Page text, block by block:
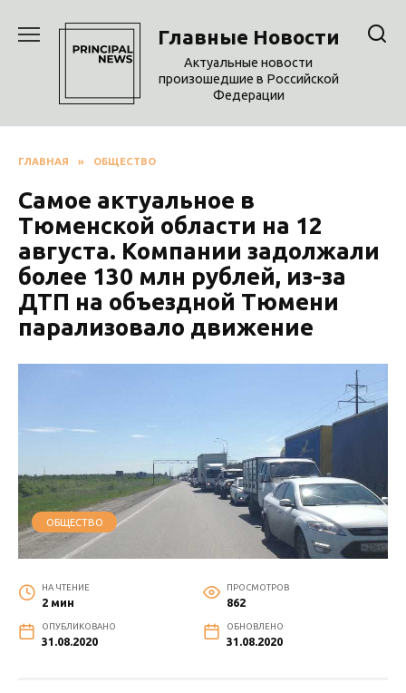
содержанию
Главные Новости
Актуальные новости
произошедшие в Российской
Федерации
ГЛАВНАЯ » ОБЩЕСТВО
Самое актуальное в
Тюменской области на 12
августа. Компании задолжали
более 130 млн рублей, из-за
ДТП на объездной Тюмени
парализовало движение
ОБЩЕСТВО
НА ЧТЕНИЕ
2 мин
ПРОСМОТРОВ
862
ОПУБЛИКОВАНО
31.08.2020
ОБНОВЛЕНО
31.08.2020